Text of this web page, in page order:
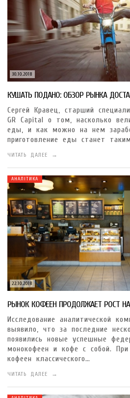
30.10.2018
КУШАТЬ ПОДАНО: ОБЗОР РЫНКА
Сергей Кравец, старший
GR Capital о том, насколько
еды, и как можно на нем
приготовление еды станет
ЧИТАТЬ ДАЛЕЕ →
22.10.2018
АНАЛІТИКА
РЫНОК КОФЕЕН ПРОДОЛЖАЕТ РОСТ
Исследование аналитической
выявило, что за последние
появились новые успешные
монокофеен и кофе с собой. При
кофеен классического…
ЧИТАТЬ ДАЛЕЕ →